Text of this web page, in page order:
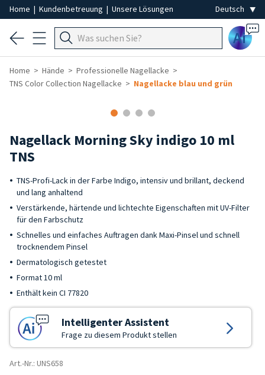
Home | Kundenbetreuung | Unsere Lösungen
Ai
Home Hände
Professionelle Nagellacke
TNS Color Collection Nagellacke
Nagellacke blau und grün
Nagellack Morning Sky indigo 10 ml
TNS
TNS-Profi-Lack in der Farbe Indigo, intensiv und brillant, deckend
und lang anhaltend
Verstärkende, härtende und lichtechte Eigenschaften mit UV-Filter
für den Farbschutz
Schnelles und einfaches Auftragen dank Maxi-Pinsel und schnell
trocknendem Pinsel
Dermatologisch getestet
Format 10 ml
Enthält kein CI 77820
Intelligenter Assistent
Frage zu diesem Produkt stellen
Art.-Nr.: UNS658